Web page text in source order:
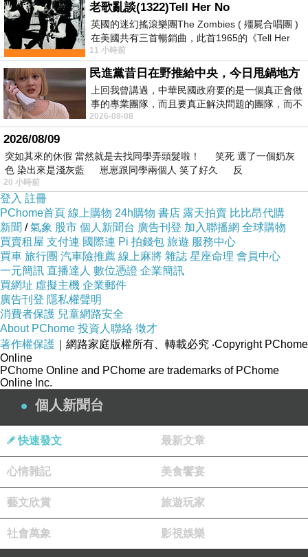
上一篇：滾滾紅塵
下一篇：畫心 (修改版)
祝大哥新年快樂喔
🐯虎您闔家平安、大哥也荷包滿滿
虎虎生豐😊
老歌亂談(1322)Tell Her No
英國的迷幻搖滾樂團The Zombies ( 殭屍合唱團 )
在美國共有三首暢銷曲，此首1965的《Tell Her
No》即為其中之一，在告示牌百大單曲
11 小時前
民進黨昔日在野推給中央，今日甩鍋地方
上回我曾講過，中華民國政府要的是一個真正會做
事的專業團隊，而且要真正解決問題的團隊，而不
是只會到處甩鍋的雙標團隊，最近民進黨
2026-08-08
2026/08/09
突如其來的休假 當然就是去找同學弄頭髮啦！ 笑死 選了一個奶灰
色 染出來是淺灰藍 崽崽跟同學兩個人 笑了好久 反
20 小時前
登入 註冊
PChome首頁 線上購物 24h購物 書店 露天拍賣 比比昂代購
新聞 /氣象 股市 個人新聞台 廣告刊登 加入聯播網 全球購物
買賣租屋 支付連 國際連 Pi 拍錢包 旅遊 服務中心
買車 旅行團 汽車險推薦 線上麻將 雜誌 星座命理 會員中心
一元簡訊 直播達人 數位憑證 企業簡訊
買網址 虛擬主機 企業郵件
廣告刊登 隱私權聲明
消費者保護 兒童網路安全
About PChome 投資人聯絡 徵才
著作權保護 ｜網路家庭版權所有、轉載必究 ‧Copyright PChome
Online
PChome Online and PChome are trademarks of PChome
Online Inc.
個人新聞台
快速發文 最新文章
心情雜記 美食饗宴
藝文欣賞 旅遊玩家
社會萬象 影視娛樂